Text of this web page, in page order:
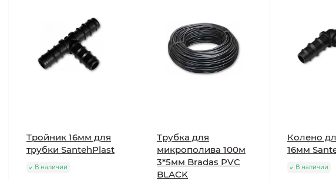
Тройник 16мм для
трубки SantehPlast
В наличии
Трубка для
микрополива 100м
3*5мм Bradas PVC
BLACK
Колено
16мм
В наличии